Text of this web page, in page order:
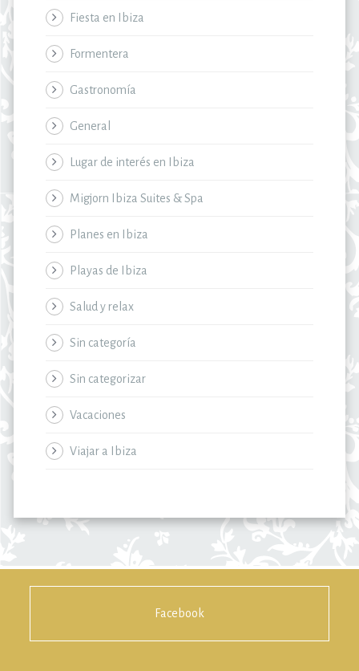
Fiesta en Ibiza
Formentera
Gastronomía
General
Lugar de interés en Ibiza
Migjorn Ibiza Suites & Spa
Planes en Ibiza
Playas de Ibiza
Salud y relax
Sin categoría
Sin categorizar
Vacaciones
Viajar a Ibiza
Facebook